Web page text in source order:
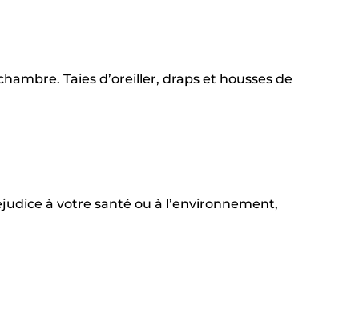
Taies d’oreiller, draps et housses de
à votre santé ou à l’environnement,